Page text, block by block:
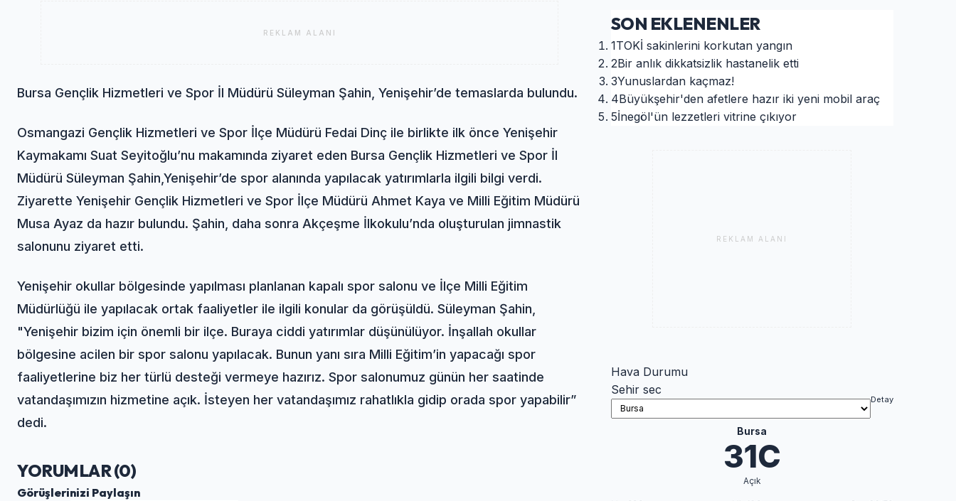
REKLAM ALANI
Bursa Gençlik Hizmetleri ve Spor İl Müdürü Süleyman Şahin, Yenişehir’de temaslarda bulundu.
Osmangazi Gençlik Hizmetleri ve Spor İlçe Müdürü Fedai Dinç ile birlikte ilk önce Yenişehir
Kaymakamı Suat Seyitoğlu’nu makamında ziyaret eden Bursa Gençlik Hizmetleri ve Spor İl
Müdürü Süleyman Şahin,Yenişehir’de spor alanında yapılacak yatırımlarla ilgili bilgi verdi.
Ziyarette Yenişehir Gençlik Hizmetleri ve Spor İlçe Müdürü Ahmet Kaya ve Milli Eğitim Müdürü
Musa Ayaz da hazır bulundu. Şahin, daha sonra Akçeşme İlkokulu’nda oluşturulan jimnastik
salonunu ziyaret etti.
Yenişehir okullar bölgesinde yapılması planlanan kapalı spor salonu ve İlçe Milli Eğitim
Müdürlüğü ile yapılacak ortak faaliyetler ile ilgili konular da görüşüldü. Süleyman Şahin,
"Yenişehir bizim için önemli bir ilçe. Buraya ciddi yatırımlar düşünülüyor. İnşallah okullar
bölgesine acilen bir spor salonu yapılacak. Bunun yanı sıra Milli Eğitim’in yapacağı spor
faaliyetlerine biz her türlü desteği vermeye hazırız. Spor salonumuz günün her saatinde
vatandaşımızın hizmetine açık. İsteyen her vatandaşımız rahatlıkla gidip orada spor yapabilir”
dedi.
YORUMLAR (0)
Görüşlerinizi Paylaşın
SON EKLENENLER
1TOKİ sakinlerini korkutan yangın
2Bir anlık dikkatsizlik hastanelik etti
3Yunuslardan kaçmaz!
4Büyükşehir'den afetlere hazır iki yeni mobil araç
5İnegöl'ün lezzetleri vitrine çıkıyor
REKLAM ALANI
Hava Durumu
Sehir sec
Detay
Bursa
31C
Açık